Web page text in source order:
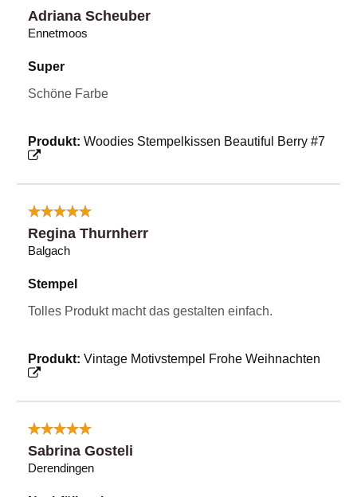
Adriana Scheuber
Ennetmoos
Super
Schöne Farbe
Produkt: Woodies Stempelkissen Beautiful Berry #7
Regina Thurnherr
Balgach
Stempel
Tolles Produkt macht das gestalten einfach.
Produkt: Vintage Motivstempel Frohe Weihnachten
Sabrina Gosteli
Derendingen